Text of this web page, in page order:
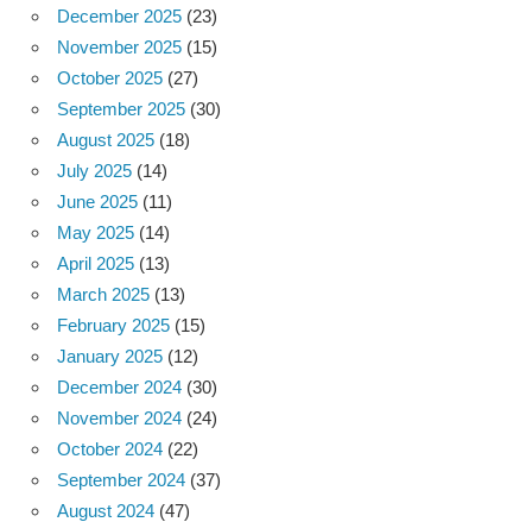
December 2025 (23)
November 2025 (15)
October 2025 (27)
September 2025 (30)
August 2025 (18)
July 2025 (14)
June 2025 (11)
May 2025 (14)
April 2025 (13)
March 2025 (13)
February 2025 (15)
January 2025 (12)
December 2024 (30)
November 2024 (24)
October 2024 (22)
September 2024 (37)
August 2024 (47)